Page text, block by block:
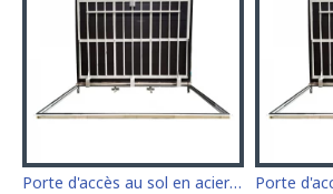
Porte d'accès au sol en acier inoxydable 120 cm x 120 cm pour intérieur et extérieur